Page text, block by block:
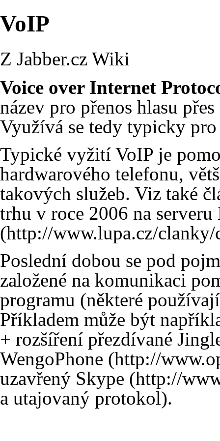
VoIP
Z Jabber.cz Wiki
Voice over Internet
název pro přenos hlasu
Využívá se tedy typicky
Typické vyžití VoIP je
hardwarového telefonu,
takových služeb. Viz také
trhu v roce 2006 na serveru
Poslední dobou se pod
založené na komunikaci
programu (některé
Příkladem může být
+ rozšíření přezdívané
WengoPhone
uzavřený Skype
a utajovaný protokol).